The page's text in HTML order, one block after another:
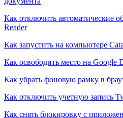
Как отключить автоматические
Reader
Как запустить на компьютере
Как освободить место на Google
Как убрать фоновую рамку в
Как отключить учетную запись
Как снять блокировку с